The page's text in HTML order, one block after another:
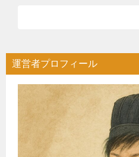
運営者プロフィール